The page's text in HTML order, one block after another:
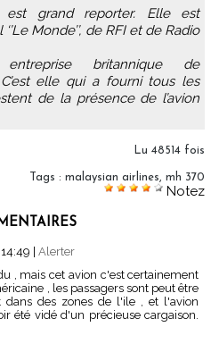
grand reporter. Elle est
Monde’’, de RFI et de Radio
britannique de
elle qui a fourni tous les
de la présence de l’avion
Lu 48514 fois
Tags : malaysian airlines mh 370
Notez
| Alerter
, mais cet avion c'est certainement
, les passagers sont peut être
dans des zones de l'ile , et l'avion
été vidé d'un précieuse cargaison.